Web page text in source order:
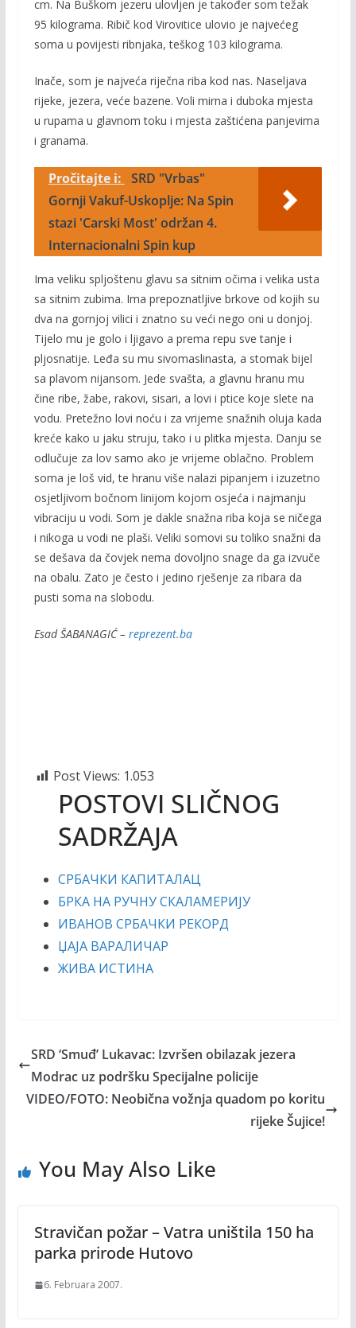
cm. Na Buškom jezeru ulovljen je također som težak
95 kilograma. Ribič kod Virovitice ulovio je najvećeg
soma u povijesti ribnjaka, teškog 103 kilograma.
Inače, som je najveća riječna riba kod nas. Naseljava
rijeke, jezera, veće bazene. Voli mirna i duboka mjesta
u rupama u glavnom toku i mjesta zaštićena panjevima
i granama.
Pročitajte i: SRD "Vrbas"
Gornji Vakuf-Uskoplje: Na Spin
stazi 'Carski Most' održan 4.
Internacionalni Spin kup
Ima veliku spljoštenu glavu sa sitnim očima i velika usta
sa sitnim zubima. Ima prepoznatljive brkove od kojih su
dva na gornjoj vilici i znatno su veći nego oni u donjoj.
Tijelo mu je golo i ljigavo a prema repu sve tanje i
pljosnatije. Leđa su mu sivomaslinasta, a stomak bijel
sa plavom nijansom. Jede svašta, a glavnu hranu mu
čine ribe, žabe, rakovi, sisari, a lovi i ptice koje slete na
vodu. Pretežno lovi noću i za vrijeme snažnih oluja kada
kreće kako u jaku struju, tako i u plitka mjesta. Danju se
odlučuje za lov samo ako je vrijeme oblačno. Problem
soma je loš vid, te hranu više nalazi pipanjem i izuzetno
osjetljivom bočnom linijom kojom osjeća i najmanju
vibraciju u vodi. Som je dakle snažna riba koja se ničega
i nikoga u vodi ne plaši. Veliki somovi su toliko snažni da
se dešava da čovjek nema dovoljno snage da ga izvuče
na obalu. Zato je često i jedino rješenje za ribara da
pusti soma na slobodu.
Esad ŠABANAGIĆ – reprezent.ba
Post Views: 1.053
POSTOVI SLIČNOG
SADRŽAJA
СРБАЧКИ КАПИТАЛАЦ
БРКА НА РУЧНУ СКАЛАМЕРИЈУ
ИВАНОВ СРБАЧКИ РЕКОРД
ЏАЈА ВАРАЛИЧАР
ЖИВА ИСТИНА
SRD ‘Smuđ’ Lukavac: Izvršen obilazak jezera
Modrac uz podršku Specijalne policije
VIDEO/FOTO: Neobična vožnja quadom po koritu
rijeke Šujice!
You May Also Like
Stravičan požar – Vatra uništila 150 ha
parka prirode Hutovo
6. Februara 2007.